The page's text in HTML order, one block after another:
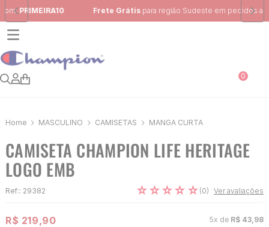
Frete Grátis para região Sudeste em pedidos acima de R$ 399,00
0
MASCULINO CAMISETAS MANGA CURTA
CAMISETA CHAMPION LIFE HERITAGE
LOGO EMB
Ref:: 29382 ☆☆☆☆ ☆ (0) Ver avaliações
R$ 219,90 5x de R$ 43 98